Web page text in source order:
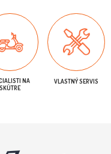
NA
SKÚTRE
VLASTNÝ SERVIS